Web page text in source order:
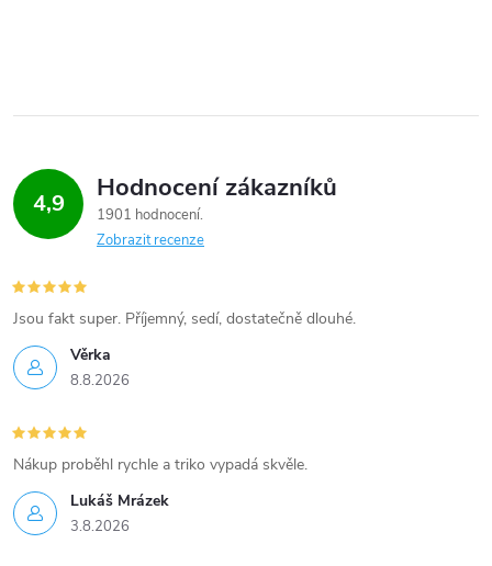
l
d
a
c
í
p
r
v
k
y
4,9 Hodnocení zákazníků
1901 hodnocení
Zobrazit recenze
Věrka
8.8.2026
Jsou fakt super. Příjemný, sedí, dostatečně dlouhé.
Lukáš Mrázek
3.8.2026
Nákup proběhl rychle a triko vypadá skvěle.